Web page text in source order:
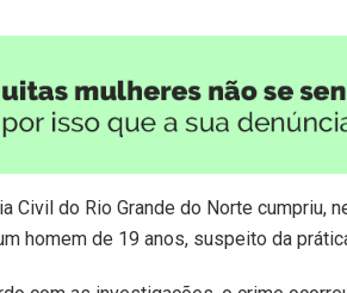
Civil do Rio Grande do Norte cumpriu,
homem de 19 anos, suspeito da